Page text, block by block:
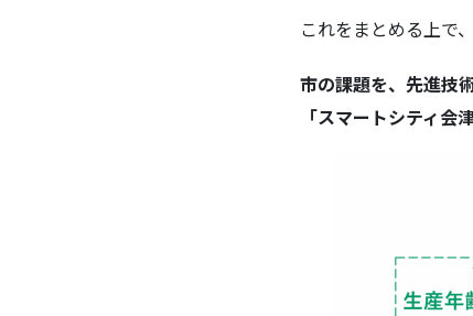
これをまとめる上で
市の課題を、先進技
「スマートシティ会